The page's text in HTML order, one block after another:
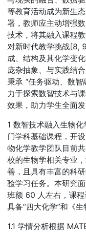
等教育活动成为新生
署，教师应主动增强
技术，将其融入课程
对新时代教学挑战[8,
成、结构及其化学变
庞杂抽象、与实践结
秉承 “任务驱动、数
力于探索数智技术与
效果，助力学生全面发
1 数智技术融入生物
门学科基础课程，开
物化学教学团队目前
校的生物学相关专业
善，且具有丰富的科
验学习任务。本研究
班额 60 人左右，课
具备“四大化学”和《生
1.1 学情分析根据